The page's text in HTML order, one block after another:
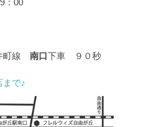
町線 南口下車 ９０秒
まで♪